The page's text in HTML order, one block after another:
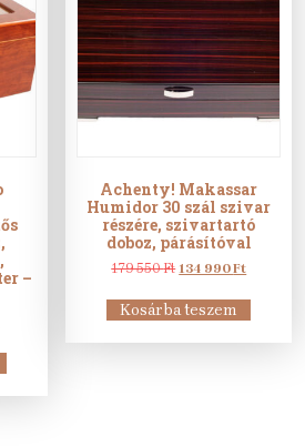
–
Achenty! Makassar
Humidor 30 szál szivar
részére, szivartartó
doboz, párásítóval
179 550Ft Original
was:
179
134 990FtCurrent
is:
134
Kosárba teszem